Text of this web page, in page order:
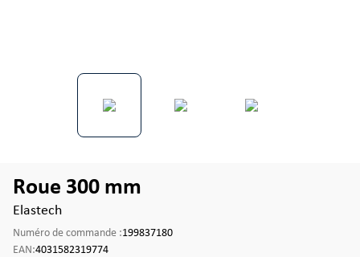
Roue 300 mm
Elastech
Numéro de commande :199837180
EAN:4031582319774